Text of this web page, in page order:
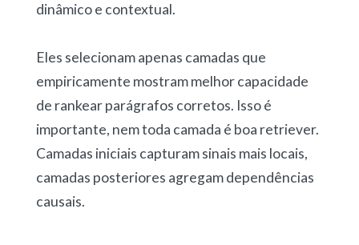
dinâmico e contextual.
Eles selecionam apenas camadas que
empiricamente mostram melhor capacidade
de rankear parágrafos corretos. Isso é
importante, nem toda camada é boa retriever.
Camadas iniciais capturam sinais mais locais,
camadas posteriores agregam dependências
causais.